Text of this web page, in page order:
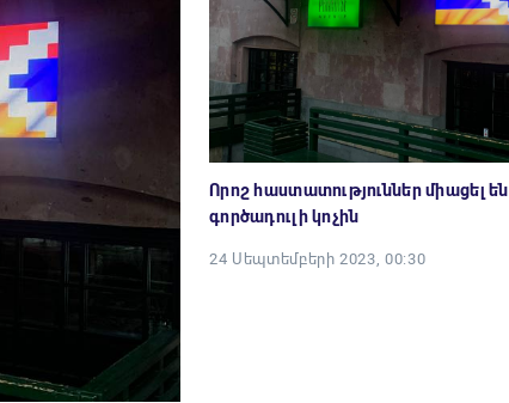
Որոշ հաստատություններ միացել են
գործադուլի կոչին
24 Սեպտեմբերի 2023, 00:30